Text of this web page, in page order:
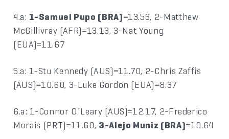
4.a: 1-Samuel Pupo (BRA)=13.53, 2-Matthew
McGillivray (AFR)=13.13, 3-Nat Young
(EUA)=11.67
5.a: 1-Stu Kennedy (AUS)=11.70, 2-Chris Zaffis
(AUS)=10.60, 3-Luke Gordon (EUA)=8.37
6.a: 1-Connor O´Leary (AUS)=12.17, 2-Frederico
Morais (PRT)=11.60, 3-Alejo Muniz (BRA)=10.64